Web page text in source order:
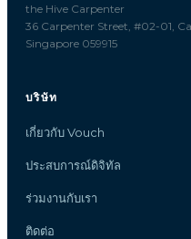
the Hive Carpenter
36 Carpenter Street, #02-01,
Singapore 059915
บริษัท
เกี่ยวกับ Vouch
ประสบการณ์ดิจิทัล
ร่วมงานกับเรา
ติดต่อ